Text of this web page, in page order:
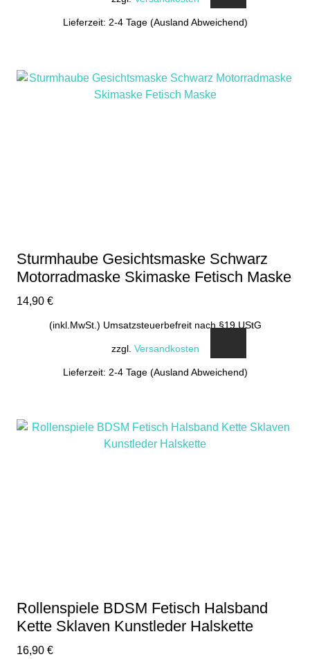
Lieferzeit: 2-4 Tage (Ausland Abweichend)
Sturmhaube Gesichtsmaske Schwarz
Motorradmaske Skimaske Fetisch Maske
14,90 €
(inkl.MwSt.) Umsatzsteuerbefreit nach §19 UStG
zzgl. Versandkosten
Lieferzeit: 2-4 Tage (Ausland Abweichend)
Rollenspiele BDSM Fetisch Halsband
Kette Sklaven Kunstleder Halskette
16,90 €